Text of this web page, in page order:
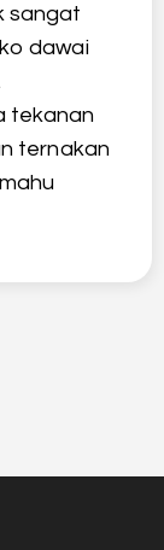
sangat
dawai
tekanan
ternakan